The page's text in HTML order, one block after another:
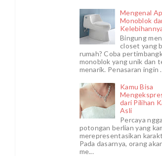
Mengenal
Monoblok
Bingung
closet yang
rumah? Coba
monoblok yang unik dan
menarik. Penasaran ingin
Kamu Bisa
dari Pilihan
Asli
Percaya
potongan berlian yang
merepresentasikan
Pada dasarnya, orang
me...